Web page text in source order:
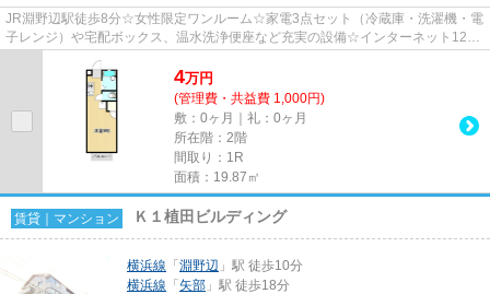
JR淵野辺駅徒歩8分☆女性限定ワンルーム☆家電3点セット（冷蔵庫・洗濯機・電
子レンジ）や宅配ボックス、温水洗浄便座など充実の設備☆インターネット12M
4万円
(管理費・共益費 1,000円)
敷：0ヶ月｜礼：0ヶ月
所在階：2階
間取り：1R
面積：19.87㎡
賃貸｜マンション Ｋ１植田ビルディング
横浜線 「 淵野辺 」駅 徒歩10分
横浜線 「 矢部 」駅 徒歩18分